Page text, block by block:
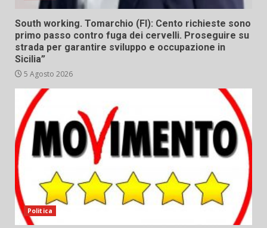
South working. Tomarchio (FI): Cento richieste sono
primo passo contro fuga dei cervelli. Proseguire su
strada per garantire sviluppo e occupazione in
Sicilia”
5 Agosto 2026
Politica